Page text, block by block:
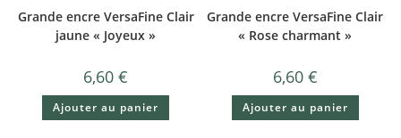
Grande encre VersaFine Clair
jaune « Joyeux »
6,60€
Ajouter au panier
Grande encre VersaFine Clair
« Rose charmant »
6,60 €
Ajouter au panier